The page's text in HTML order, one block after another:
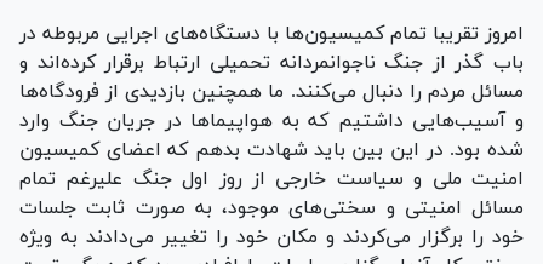
امروز تقریبا تمام کمیسیون‌ها با دستگاه‌های اجرایی مربوطه در
باب گذر از جنگ ناجوانمردانه تحمیلی ارتباط برقرار کرده‌اند و
مسائل مردم را دنبال می‌کنند. ما همچنین بازدیدی از فرودگاه‌ها
و آسیب‌هایی داشتیم که به هواپیما‌ها در جریان جنگ وارد
شده بود. در این بین باید شهادت بدهم که اعضای کمیسیون
امنیت ملی و سیاست خارجی از روز اول جنگ علیرغم تمام
مسائل امنیتی و سختی‌های موجود، به صورت ثابت جلسات
خود را برگزار می‌کردند و مکان خود را تغییر می‌دادند به ویژه